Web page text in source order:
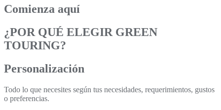
Comienza aquí
¿POR QUÉ ELEGIR GREEN
TOURING?
Personalización
Todo lo que necesites según tus necesidades, requerimientos, gustos
o preferencias.